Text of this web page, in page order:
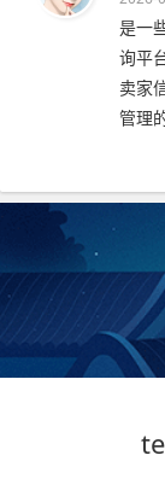
是一
询平
卖家
管理